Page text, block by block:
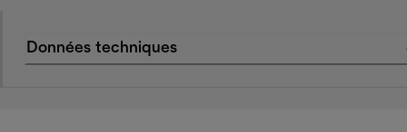
Données techniques